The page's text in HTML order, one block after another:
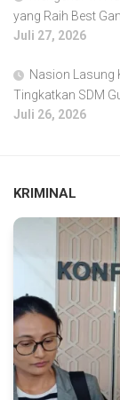
yang Raih Best
Juli 27, 2026
Nasion Lasung
Tingkatkan SDM
Juli 26, 2026
KRIMINAL